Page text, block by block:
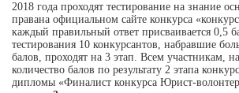
2018 года проходят тестирование на знание
правана официальном сайте конкурса
каждый правильный ответ присваивается 0,5
тестирования 10 конкурсантов, набравшие
балов, проходят на 3 этап. Всем участникам,
количество балов по результату 2 этапа
дипломы «Финалист конкурса Юрист-